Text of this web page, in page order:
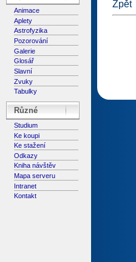
Animace
Aplety
Astrofyzika
Pozorování
Galerie
Glosář
Slavní
Zvuky
Tabulky
Různé
Studium
Ke koupi
Ke stažení
Odkazy
Kniha návštěv
Mapa serveru
Intranet
Kontakt
Zpět